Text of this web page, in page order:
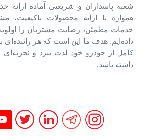
شعبه پاسداران و شریعتی آماده ارائه
همواره با ارائه محصولات باکیفیت،
خدمات مطمئن، رضایت مشتریان را
داده‌ایم. هدف ما این است که هر راننده‌ای
کامل از خودرو خود لذت ببرد و تجربه‌ای
داشته باشد.